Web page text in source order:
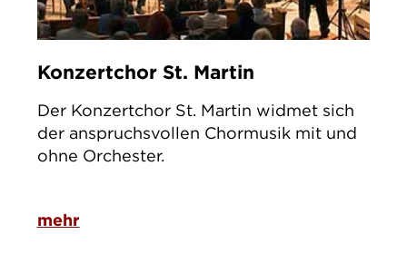
Konzertchor St. Martin
Der Konzertchor St. Martin widmet sich
der anspruchsvollen Chormusik mit und
ohne Orchester.
mehr